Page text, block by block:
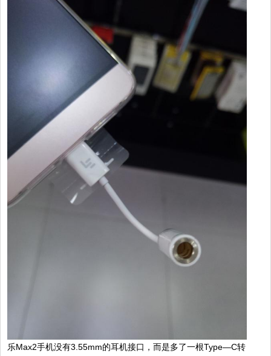
乐Max2手机没有3.55mm的耳机接口，而是多了一根Type—C转